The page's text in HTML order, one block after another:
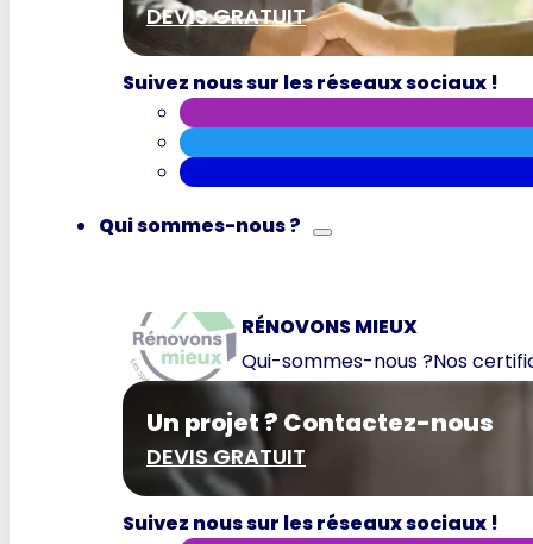
DEVIS GRATUIT
Suivez nous sur les réseaux sociaux !
Qui sommes-nous ?
RÉNOVONS MIEUX
Qui-sommes-nous ?Nos
Un projet ? Contactez-nous
DEVIS GRATUIT
Suivez nous sur les réseaux sociaux !